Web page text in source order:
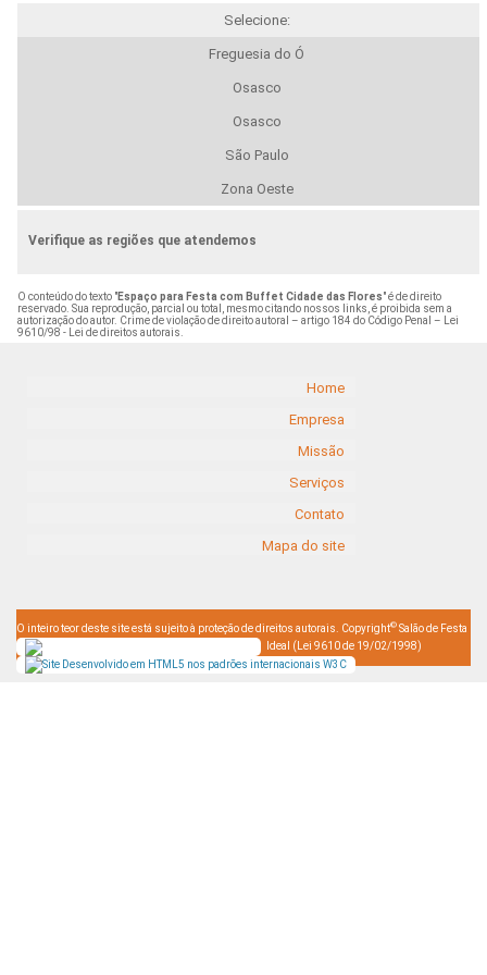
Selecione:
Freguesia do Ó
Osasco
Osasco
São Paulo
Zona Oeste
Verifique as regiões que atendemos
O conteúdo do texto "Espaço para Festa com Buffet Cidade das Flores" é de direito
reservado. Sua reprodução, parcial ou total, mesmo citando nossos links, é proibida sem a
autorização do autor. Crime de violação de direito autoral – artigo 184 do Código Penal –
Lei
9610/98 - Lei de direitos autorais
Home
Empresa
Missão
Serviços
Contato
Mapa do site
O inteiro teor deste site está sujeito à proteção de direitos autorais. Copyright© Salão de Festa
Ideal (Lei 9610 de 19/02/1998)